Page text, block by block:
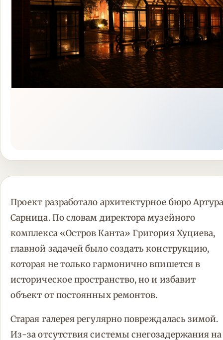
Проект разработало архитектурное бюро
Сарница. По словам директора музейного
комплекса «Остров Канта» Григория Хуциева,
главной задачей было создать конструкцию,
которая не только гармонично впишется в
историческое пространство, но и избавит
объект от постоянных ремонтов.
Старая галерея регулярно повреждалась зимой.
Из-за отсутствия системы снегозадержания на